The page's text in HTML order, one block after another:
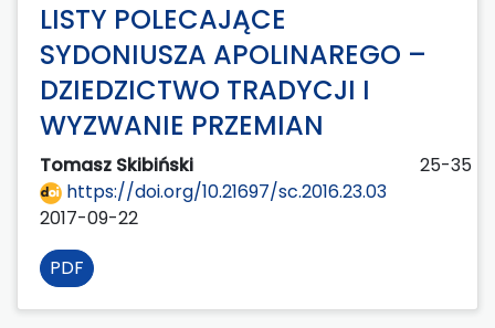
LISTY POLECAJĄCE
SYDONIUSZA APOLINAREGO –
DZIEDZICTWO TRADYCJI I
WYZWANIE PRZEMIAN
Tomasz Skibiński
25-35
https://doi.org/10.21697/sc.2016.23.03
2017-09-22
PDF